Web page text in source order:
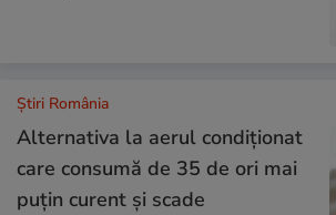
Știri România
Alternativa la aerul condiționat
care consumă de 35 de ori mai
puțin curent și scade